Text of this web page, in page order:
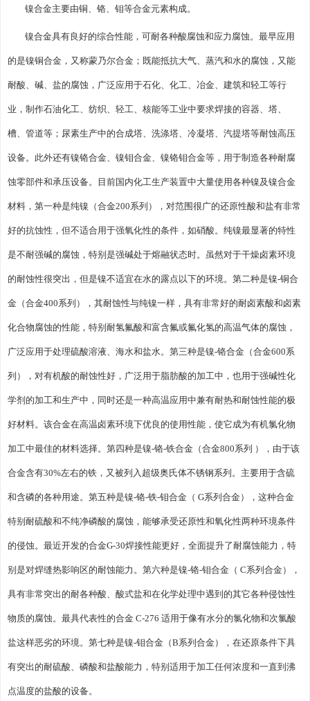
镍合金主要由铜、铬、钼等合金元素构成。
镍合金具有良好的综合性能，可耐各种酸腐蚀和应力腐蚀。最早应用
的是镍铜合金，又称蒙乃尔合金；既能抵抗大气、蒸汽和水的腐蚀，又能
耐酸、碱、盐的腐蚀，广泛应用于石化、化工、冶金、建筑和轻工等行
业，制作石油化工、纺织、轻工、核能等工业中要求焊接的容器、塔、
槽、管道等；尿素生产中的合成塔、洗涤塔、冷凝塔、汽提塔等耐蚀高压
设备。此外还有镍铬合金、镍钼合金、镍铬钼合金等，用于制造各种耐腐
蚀零部件和承压设备。目前国内化工生产装置中大量使用各种镍及镍合金
材料，第一种是纯镍（合金200系列），对范围很广的还原性酸和盐有非常
好的抗蚀性，但不适合用于强氧化性的条件，如硝酸。纯镍最显著的特性
是不耐强碱的腐蚀，特别是强碱处于熔融状态时。虽然对于干燥卤素环境
的耐蚀性很突出，但是镍不适宜在水的露点以下的环境。第二种是镍-铜合
金（合金400系列），其耐蚀性与纯镍一样，具有非常好的耐卤素酸和卤素
化合物腐蚀的性能，特别耐氢氟酸和富含氟或氟化氢的高温气体的腐蚀，
广泛应用于处理硫酸溶液、海水和盐水。第三种是镍-铬合金（合金600系
列），对有机酸的耐蚀性好，广泛用于脂肪酸的加工中，也用于强碱性化
学剂的加工和生产中，同时还是一种高温应用中兼有耐热和耐蚀性能的极
好材料。该合金在高温卤素环境下优良的使用性能，使它成为有机氯化物
加工中最佳的材料选择。第四种是镍-铬-铁合金（合金800系列 ），由于该
合金含有30%左右的铁，又被列入超级奥氏体不锈钢系列。主要用于含硫
和含磷的各种用途。第五种是镍-铬-铁-钼合金（ G系列合金），这种合金
特别耐硫酸和不纯净磷酸的腐蚀，能够承受还原性和氧化性两种环境条件
的侵蚀。最近开发的合金G-30焊接性能更好，全面提升了耐腐蚀能力，特
别是对焊缝热影响区的耐蚀能力。第六种是镍-铬-钼合金（ C系列合金），
具有非常突出的耐各种酸、酸式盐和在化学处理中遇到的其它各种侵蚀性
物质的腐蚀。最具代表性的合金 C-276 适用于像有水分的氯化物和次氯酸
盐这样恶劣的环境。第七种是镍-钼合金（B系列合金），在还原条件下具
有突出的耐硫酸、磷酸和盐酸能力，特别适用于加工任何浓度和一直到沸
点温度的盐酸的设备。